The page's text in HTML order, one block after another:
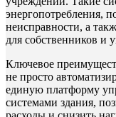
энергопотребления,
неисправности, а
для собственников и
Ключевое
не просто
единую платформу
системами здания,